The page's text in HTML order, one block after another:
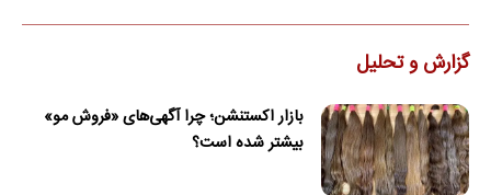
گزارش و تحلیل
بازار اکستنشن؛ چرا آگهی‌های «فروش مو»
بیشتر شده است؟